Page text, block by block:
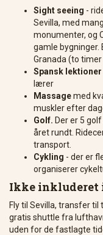
Sight seeing -
Sevilla, med
monumenter, og
gamle bygninger.
Granada (to
Spansk lektioner
lærer
Massagemed
muskler efter
Golf. Der er 5
året rundt.
transport.
Cykling - der er
organiserer
Ikke inkluderet
Fly til Sevilla, transfer
gratis shuttle fra
uden for de fastlagte